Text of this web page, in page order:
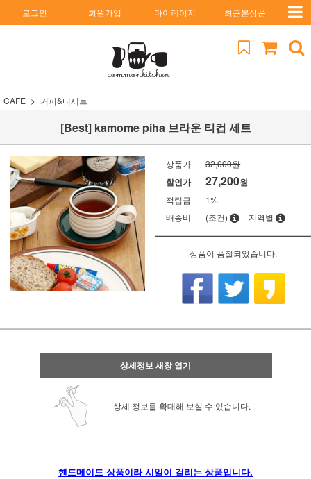
로그인 회원가입 마이페이지 최근본상품
CAFE 커피&티세트
[Best] kamome piha 브라운 티컵 세트
상품가 32,000원
할인가 27,200원
적립금
1%
배송비
(조건) 지역별
상품이 품절되었습니다.
상세정보 새창 열기
상세 정보를 확대해 보실 수 있습니다.
핸드메이드 상품이라 시일이 걸리는 상품입니다.